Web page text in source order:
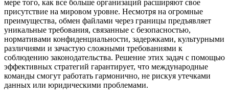
мере того, как все больше организаций расширяют свое
присутствие на мировом уровне. Несмотря на огромные
преимущества, обмен файлами через границы предъявляет
уникальные требования, связанные с безопасностью,
нормативами конфиденциальности, задержками, культурными
различиями и зачастую сложными требованиями к
соблюдению законодательства. Решение этих задач с помощью
эффективных стратегий гарантирует, что международные
команды смогут работать гармонично, не рискуя утечками
данных или юридическими проблемами.